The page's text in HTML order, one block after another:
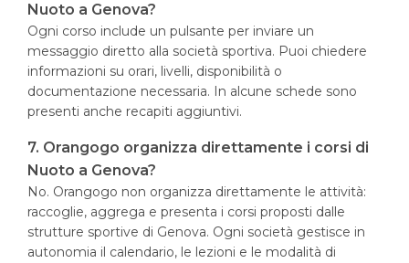
Nuoto a Genova?
Ogni corso include un pulsante per inviare un
messaggio diretto alla società sportiva. Puoi chiedere
informazioni su orari, livelli, disponibilità o
documentazione necessaria. In alcune schede sono
presenti anche recapiti aggiuntivi.
7. Orangogo organizza direttamente i corsi di
Nuoto a Genova?
No. Orangogo non organizza direttamente le attività:
raccoglie, aggrega e presenta i corsi proposti dalle
strutture sportive di Genova. Ogni società gestisce in
autonomia il calendario, le lezioni e le modalità di